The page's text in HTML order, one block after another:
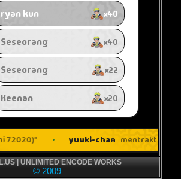
| UNLIMITED ENCODE WORKS
© 2009